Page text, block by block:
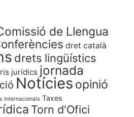
de Llengua
dret català
drets lingüístics
jurídics jornada
Notícies opinió
Internacionals Taxes
Torn d'Ofici